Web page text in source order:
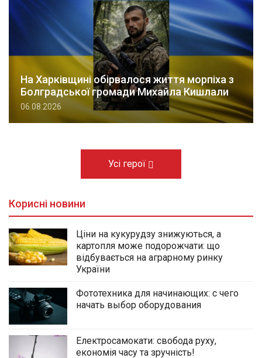
На Харківщині обірвалося життя морпіха з
Болградської громади Михайла Кишлали
06.08.2026
Усі герої
Корисні новини
Ціни на кукурудзу знижуються, а
картопля може подорожчати: що
відбувається на аграрному ринку
України
Фототехника для начинающих: с чего
начать выбор оборудования
Електросамокати: свобода руху,
економія часу та зручність!